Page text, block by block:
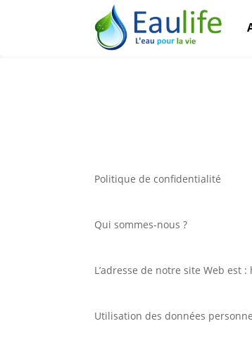
Politique de confidentialité
Qui sommes-nous ?
L’adresse de notre site Web est
Utilisation des données